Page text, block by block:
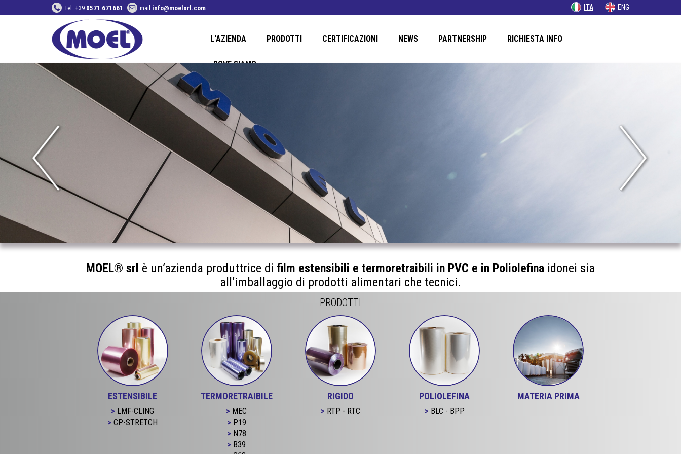
Tel. +39 0571 671661 mail info@moelsrl.com ITA ENG
L'AZIENDA PRODOTTI CERTIFICAZIONI NEWS PARTNERSHIP RICHIESTA INFO
DOVE SIAMO
MOEL® srl è un’azienda produttrice di film estensibili e termoretraibili in PVC e in Poliolefina idonei sia
all’imballaggio di prodotti alimentari che tecnici.
PRODOTTI
ESTENSIBILE
LMF-CLING
CP-STRETCH
TERMORETRAIBILE
MEC
P19
N78
B39
RIGIDO
RTP - RTC
POLIOLEFINA
BLC - BPP
MATERIA PRIMA